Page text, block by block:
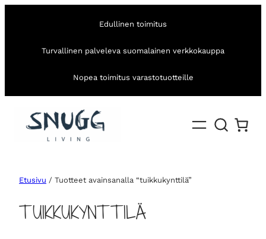
Edullinen toimitus
Turvallinen palveleva suomalainen verkkokauppa
Nopea toimitus varastotuotteille
Etusivu / Tuotteet avainsanalla “tuikkukynttilä”
TUIKKUKYNTTILÄ